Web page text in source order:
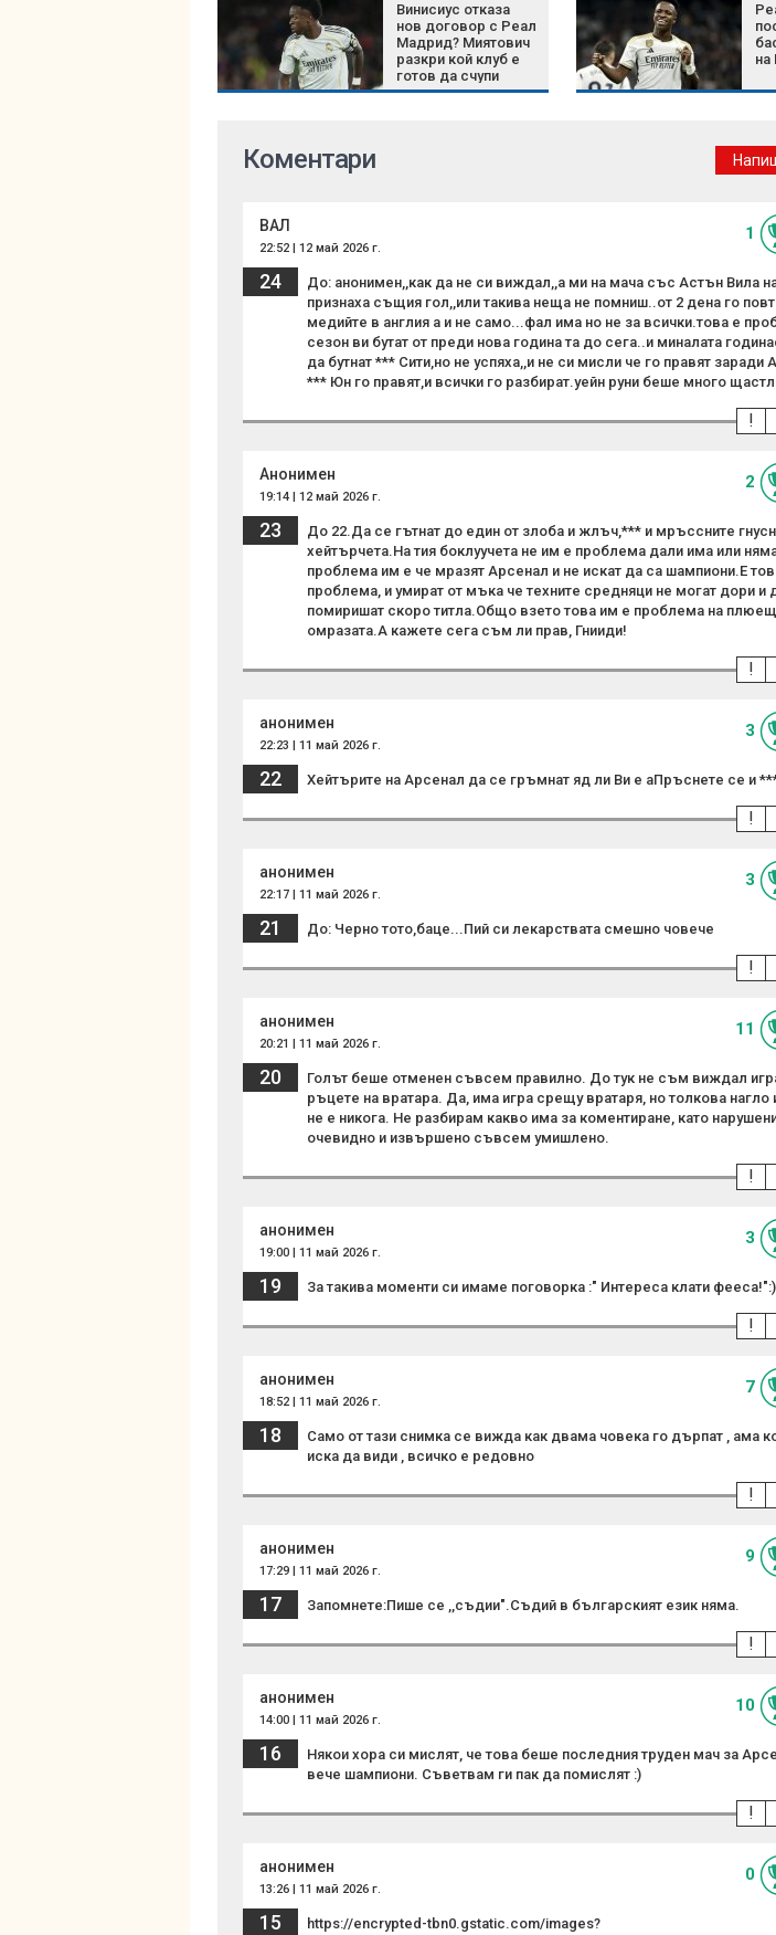
Винисиус отказа
нов договор с Реал
Мадрид? Миятович
разкри кой клуб е
готов да счупи
трансферния
на
се
Коментари
ВАЛ
22:52 | 12 май 2026 г.
1
24
До: анонимен,,как да не си виждал,,а ми на мача със Астън Вила
признаха същия гол,,или такива неща не помниш..от 2 дена го
медийте в англия а и не само...фал има но не за всички.това е
сезон ви бутат от преди нова година та до сега..и миналата
да бутнат *** Сити,но не успяха,,и не си мисли че го правят заради
*** Юн го правят,и всички го разбират.уейн руни беше много
!
Анонимен
19:14 | 12 май 2026 г.
2
23
До 22.Да се гътнат до един от злоба и жлъч,*** и мръссните
хейтърчета.На тия боклуучета не им е проблема дали има или
проблема им е че мразят Арсенал и не искат да са шампиони.Е
проблема, и умират от мъка че техните средняци не могат дори и
помиришат скоро титла.Общо взето това им е проблема на
омразата.А кажете сега съм ли прав, Гнииди!
!
анонимен
22:23 | 11 май 2026 г.
3
22 Хейтърите на Арсенал да се гръмнат яд ли Ви е аПръснете се и
!
анонимен
22:17 | 11 май 2026 г.
3
21 До: Черно тото,баце...Пий си лекарствата смешно човече
!
анонимен
20:21 | 11 май 2026 г.
11
20
Голът беше отменен съвсем правилно. До тук не съм виждал
ръцете на вратара. Да, има игра срещу вратаря, но толкова нагло
не е никога. Не разбирам какво има за коментиране, като
очевидно и извършено съвсем умишлено.
!
анонимен
19:00 | 11 май 2026 г.
3
19 За такива моменти си имаме поговорка :" Интереса клати
!
анонимен
18:52 | 11 май 2026 г.
7
18
Само от тази снимка се вижда как двама човека го дърпат , ама
иска да види , всичко е редовно
!
анонимен
17:29 | 11 май 2026 г.
9
17 Запомнете:Пише се ,,съдии".Съдий в българският език няма.
!
анонимен
14:00 | 11 май 2026 г.
10
16
Някои хора си мислят, че това беше последния труден мач за
вече шампиони. Съветвам ги пак да помислят :)
!
анонимен
13:26 | 11 май 2026 г.
0
15 https://encrypted-tbn0.gstatic.com/images?